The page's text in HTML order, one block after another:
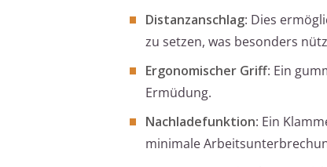
Distanzanschlag: Dies
zu setzen, was besonders
Ergonomischer Griff: Ein
Ermüdung.
Nachladefunktion: Ein
minimale